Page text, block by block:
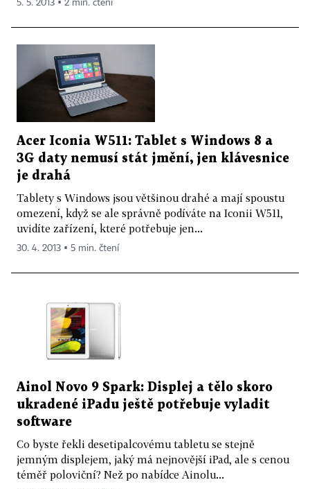
5. 5. 2013 ▪ 2 min. čtení
Acer Iconia W511: Tablet s Windows 8 a
3G daty nemusí stát jmění, jen klávesnice
je drahá
Tablety s Windows jsou většinou drahé a mají spoustu
omezení, když se ale správně podíváte na Iconii W511,
uvidíte zařízení, které potřebuje jen...
30. 4. 2013 ▪ 5 min. čtení
Ainol Novo 9 Spark: Displej a tělo skoro
ukradené iPadu ještě potřebuje vyladit
software
Co byste řekli desetipalcovému tabletu se stejně
jemným displejem, jaký má nejnovější iPad, ale s cenou
téměř poloviční? Než po nabídce Ainolu...